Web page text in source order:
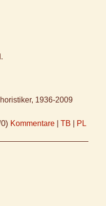
1936-2009
Kommentare TB PL